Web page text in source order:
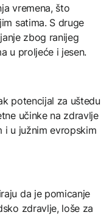
vremena, što
satima. S druge
zbog ranijeg
u proljeće i jesen.
potencijal za uštedu
učinke na zdravlje
i u južnim evropskim
da je pomicanje
zdravlje, loše za